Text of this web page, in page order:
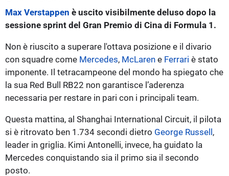
Max Verstappen è uscito visibilmente deluso dopo la
sessione sprint del Gran Premio di Cina di Formula 1.
Non è riuscito a superare l'ottava posizione e il divario
con squadre come Mercedes, McLaren e Ferrari è stato
imponente. Il tetracampeone del mondo ha spiegato che
la sua Red Bull RB22 non garantisce l’aderenza
necessaria per restare in pari con i principali team.
Questa mattina, al Shanghai International Circuit, il pilota
si è ritrovato ben 1.734 secondi dietro George Russell,
leader in griglia. Kimi Antonelli, invece, ha guidato la
Mercedes conquistando sia il primo sia il secondo
posto.